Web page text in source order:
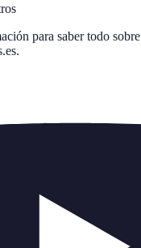
para saber todo sobre
.